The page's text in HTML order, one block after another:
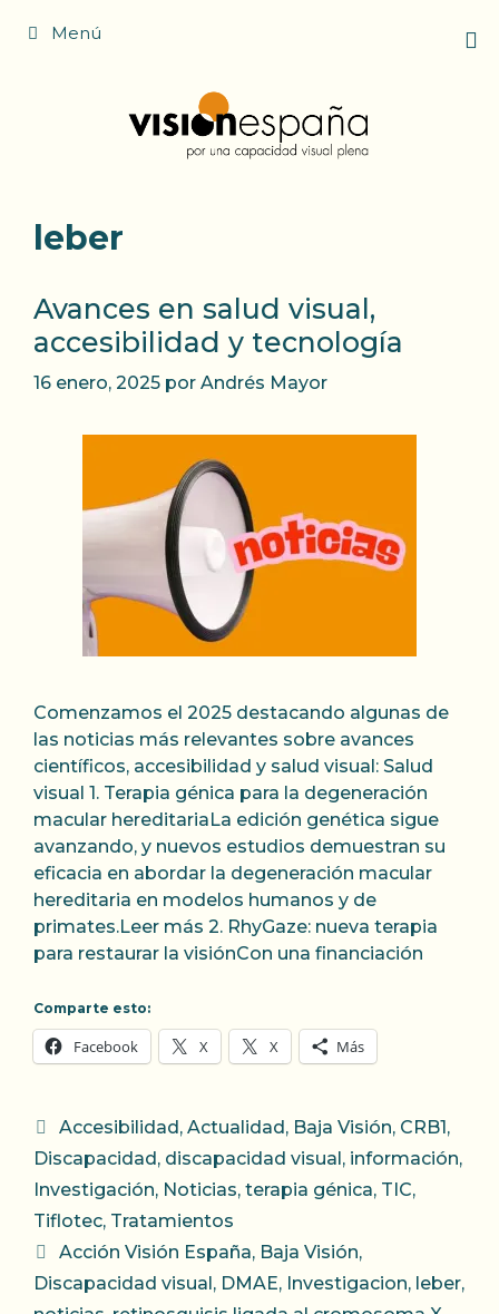
Menú
leber
Avances en salud visual,
accesibilidad y tecnología
16 enero, 2025 por Andrés Mayor
Comenzamos el 2025 destacando algunas de
las noticias más relevantes sobre avances
científicos, accesibilidad y salud visual: Salud
visual 1. Terapia génica para la degeneración
macular hereditariaLa edición genética sigue
avanzando, y nuevos estudios demuestran su
eficacia en abordar la degeneración macular
hereditaria en modelos humanos y de
primates.Leer más 2. RhyGaze: nueva terapia
para restaurar la visiónCon una financiación
Comparte esto:
Facebook X X Más
Categorías
Accesibilidad , Actualidad , Baja Visión, CRB1 ,
Discapacidad , discapacidad visual , información,
Investigación, Noticias, terapia génica, TIC,
Tiflotec, Tratamientos
Etiquetas
Acción Visión España, Baja Visión,
Discapacidad visual , DMAE, Investigacion, leber,